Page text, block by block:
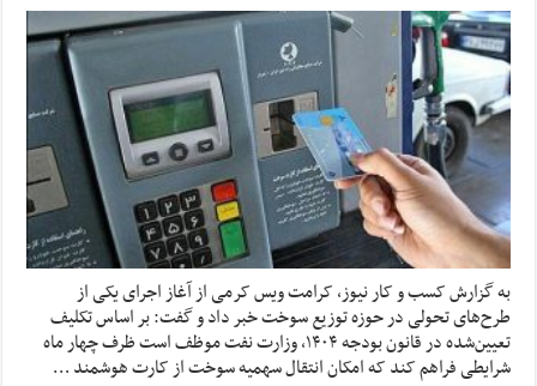
به گزارش کسب و کار نیوز، کرامت ویس کرمی از آغاز اجرای یکی از
طرح‌های تحولی در حوزه توزیع سوخت خبر داد و گفت: بر اساس تکلیف
تعیین‌شده در قانون بودجه ۱۴۰۴، وزارت نفت موظف است ظرف چهار ماه
شرایطی فراهم کند که امکان انتقال سهمیه سوخت از کارت هوشمند …